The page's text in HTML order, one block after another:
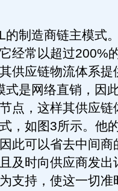
制造商链主模式
经常以超过200%
供应链物流体系提
式是网络直销，因
点，这样其供应链
，如图3所示。他
此可以省去中间商
及时向供应商发出
支持，使这一切准